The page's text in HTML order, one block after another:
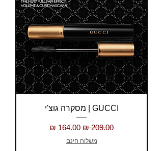
GUCCI | מסקרה גוצ'י
מחיר רגיל מחיר מבצע
משלוח חינם